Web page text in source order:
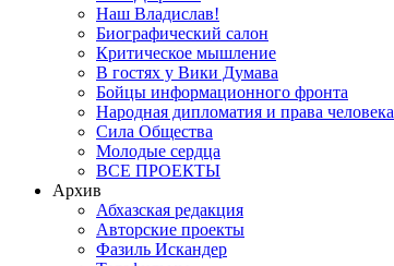
Наш Владислав!
Биографический салон
Критическое мышление
В гостях у Вики Думава
Бойцы информационного фронта
Народная дипломатия и права человека
Сила Общества
Молодые сердца
ВСЕ ПРОЕКТЫ
Архив
Абхазская редакция
Авторские проекты
Фазиль Искандер